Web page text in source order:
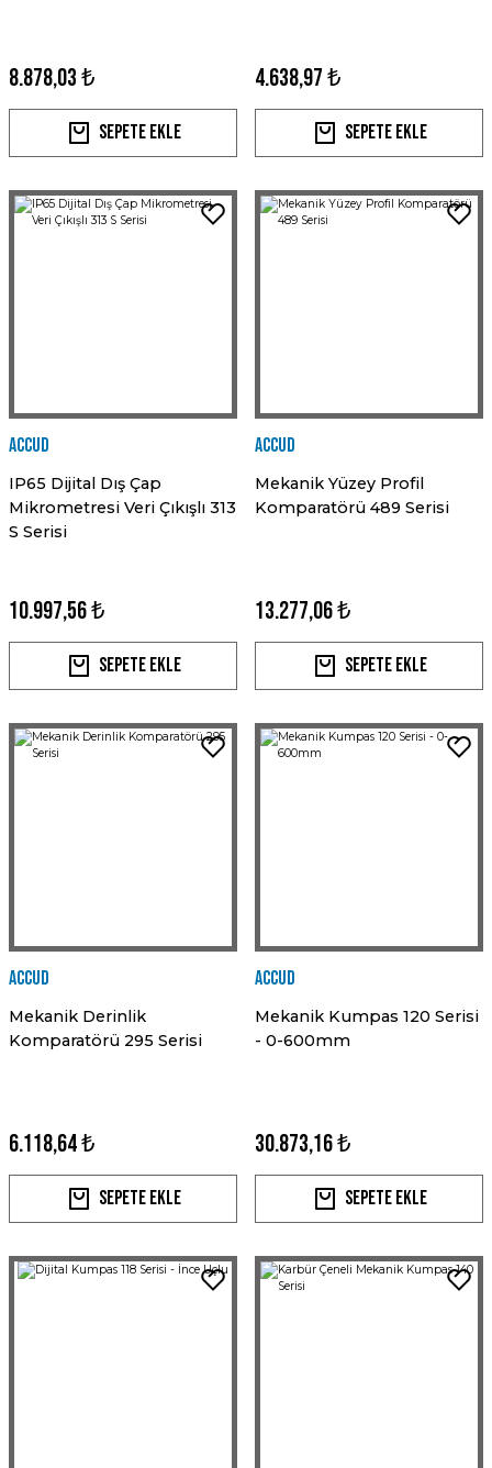
8.878,03 ₺
Sepete Ekle
4.638,97 ₺
Sepete Ekle
Accud
IP65 Dijital Dış Çap
Mikrometresi Veri Çıkışlı 313
S Serisi
10.997,56 ₺
Sepete Ekle
Accud
Mekanik Yüzey Profil
Komparatörü 489 Serisi
13.277,06 ₺
Sepete Ekle
Accud
Mekanik Derinlik
Komparatörü 295 Serisi
6.118,64 ₺
Sepete Ekle
Accud
Mekanik Kumpas 120 Serisi
- 0-600mm
30.873,16 ₺
Sepete Ekle